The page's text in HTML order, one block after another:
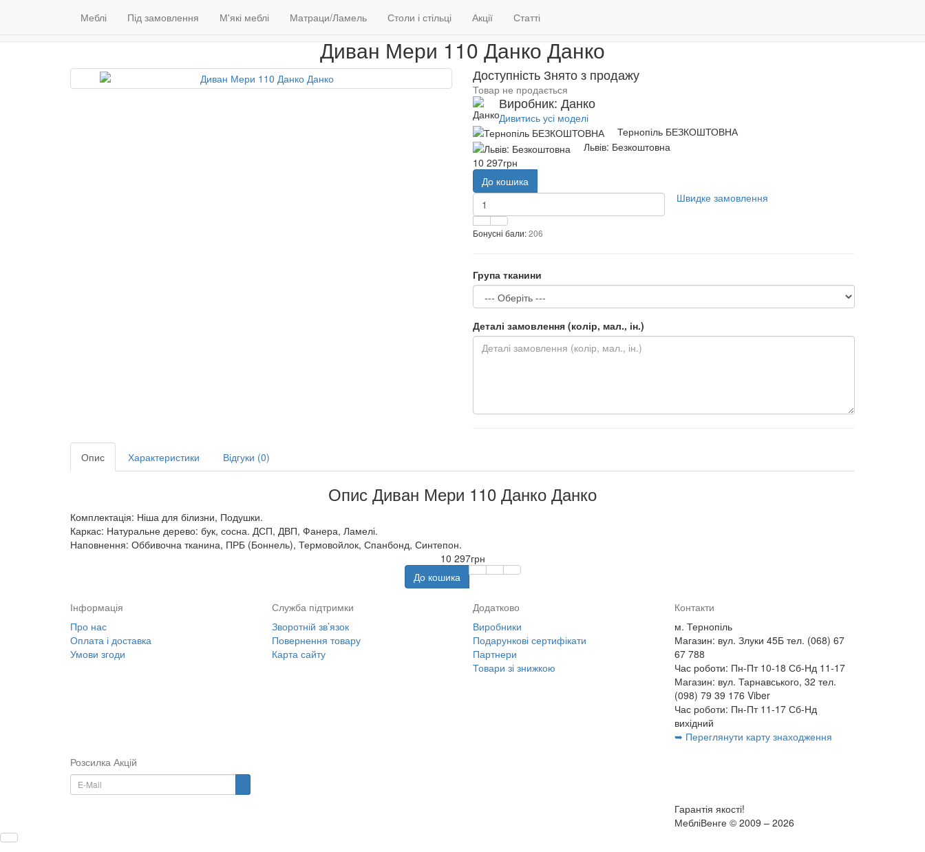
(098) 79 39 176 Контакти
Меблі Під замовлення М'які меблі Матраци/Ламель Столи і стільці Акції Статті
М'які меблі Дивани Диван Мери 110 Данко
Диван Мери 110 Данко Данко
Доступність Знято з продажу
Товар не продається
Виробник: Данко
Дивитись усі моделі
Тернопіль БЕЗКОШТОВНА
Львів: Безкоштовна
10 297грн
До кошика
Швидке замовлення
Бонусні бали:206
Група тканини
Деталі замовлення (колір, мал., ін.)
Опис Характеристики Відгуки (0)
Опис Диван Мери 110 Данко Данко
Комплектація: Ніша для білизни, Подушки.
Каркас: Натуральне дерево: бук, сосна. ДСП, ДВП, Фанера, Ламелі.
Наповнення: Оббивочна тканина, ПРБ (Боннель), Термовойлок, Спанбонд, Синтепон.
10 297грн
До кошика
Інформація
Про нас
Оплата і доставка
Умови згоди
Служба підтримки
Зворотній зв’язок
Повернення товару
Карта сайту
Додатково
Виробники
Подарункові сертифікати
Партнери
Товари зі знижкою
Контакти
м. Тернопіль
Магазин: вул. Злуки 45Б тел. (068) 67
67 788
Час роботи: Пн-Пт 10-18 Сб-Нд 11-17
Магазин: вул. Тарнавського, 32 тел.
(098) 79 39 176 Viber
Час роботи: Пн-Пт 11-17 Сб-Нд
вихідний
➥ Переглянути карту знаходження
Розсилка Акцій
Гарантія якості!
МебліВенге © 2009 – 2026